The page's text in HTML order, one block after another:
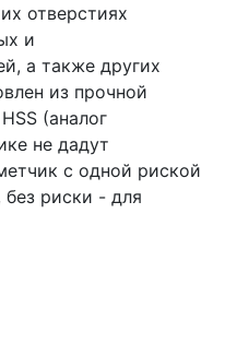
отверстиях
и
а также других
из прочной
(аналог
не дадут
с одной риской
риски - для